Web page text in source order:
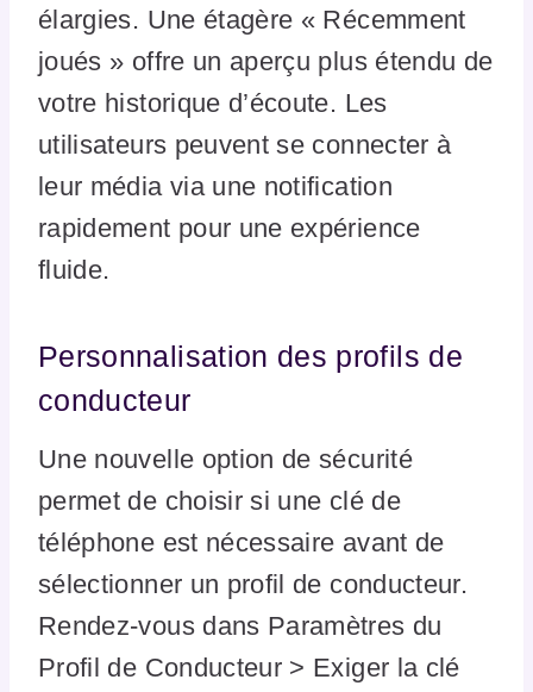
élargies. Une étagère « Récemment
joués » offre un aperçu plus étendu de
votre historique d’écoute. Les
utilisateurs peuvent se connecter à
leur média via une notification
rapidement pour une expérience
fluide.
Personnalisation des profils de
conducteur
Une nouvelle option de sécurité
permet de choisir si une clé de
téléphone est nécessaire avant de
sélectionner un profil de conducteur.
Rendez-vous dans Paramètres du
Profil de Conducteur > Exiger la clé